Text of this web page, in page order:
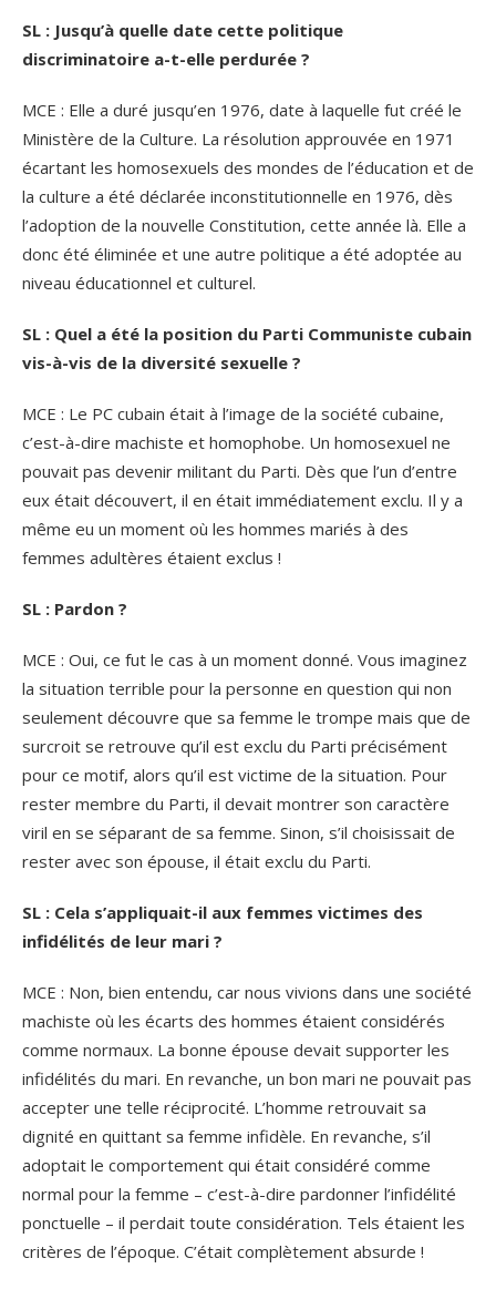
SL : Jusqu’à quelle date cette politique
discriminatoire a-t-elle perdurée ?
MCE : Elle a duré jusqu’en 1976, date à laquelle fut créé le
Ministère de la Culture. La résolution approuvée en 1971
écartant les homosexuels des mondes de l’éducation et de
la culture a été déclarée inconstitutionnelle en 1976, dès
l’adoption de la nouvelle Constitution, cette année là. Elle a
donc été éliminée et une autre politique a été adoptée au
niveau éducationnel et culturel.
SL : Quel a été la position du Parti Communiste cubain
vis-à-vis de la diversité sexuelle ?
MCE : Le PC cubain était à l’image de la société cubaine,
c’est-à-dire machiste et homophobe. Un homosexuel ne
pouvait pas devenir militant du Parti. Dès que l’un d’entre
eux était découvert, il en était immédiatement exclu. Il y a
même eu un moment où les hommes mariés à des
femmes adultères étaient exclus !
SL : Pardon ?
MCE : Oui, ce fut le cas à un moment donné. Vous imaginez
la situation terrible pour la personne en question qui non
seulement découvre que sa femme le trompe mais que de
surcroit se retrouve qu’il est exclu du Parti précisément
pour ce motif, alors qu’il est victime de la situation. Pour
rester membre du Parti, il devait montrer son caractère
viril en se séparant de sa femme. Sinon, s’il choisissait de
rester avec son épouse, il était exclu du Parti.
SL : Cela s’appliquait-il aux femmes victimes des
infidélités de leur mari ?
MCE : Non, bien entendu, car nous vivions dans une société
machiste où les écarts des hommes étaient considérés
comme normaux. La bonne épouse devait supporter les
infidélités du mari. En revanche, un bon mari ne pouvait pas
accepter une telle réciprocité. L’homme retrouvait sa
dignité en quittant sa femme infidèle. En revanche, s’il
adoptait le comportement qui était considéré comme
normal pour la femme – c’est-à-dire pardonner l’infidélité
ponctuelle – il perdait toute considération. Tels étaient les
critères de l’époque. C’était complètement absurde !